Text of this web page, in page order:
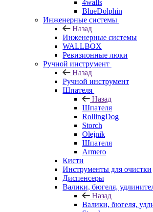
4walls
BlueDolphin
Инженерные системы
Назад
Инженерные системы
WALLBOX
Ревизионные люки
Ручной инструмент
Назад
Ручной инструмент
Шпателя
Назад
Шпателя
RollingDog
Storch
Olejnik
Шпателя
Armero
Кисти
Инструменты для очистки
Диспенсеры
Валики, бюгеля,
Назад
Валики, бюгеля,